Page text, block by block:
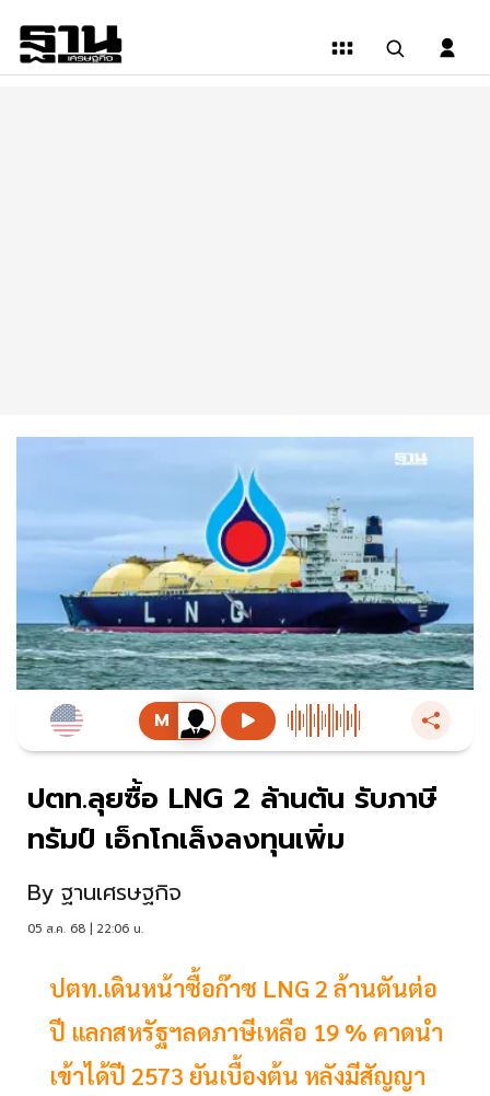
ปตท.ลุยซื้อ LNG 2 ล้านตัน รับภาษี
ทรัมป์ เอ็กโกเล็งลงทุนเพิ่ม
By ฐานเศรษฐกิจ
05 ส.ค. 68 | 22:06 น.
ปตท.เดินหน้าซื้อก๊าซ LNG 2 ล้านตันต่อ
ปี แลกสหรัฐฯลดภาษีเหลือ 19 % คาดนำ
เข้าได้ปี 2573 ยันเบื้องต้น หลังมีสัญญา